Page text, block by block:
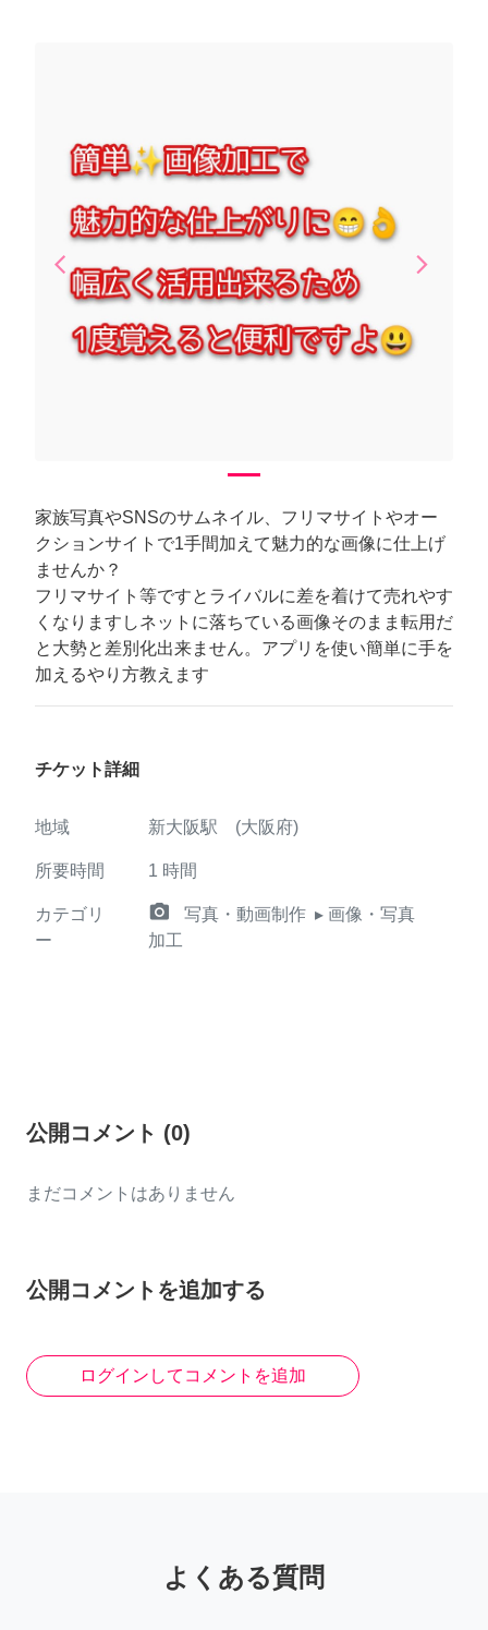
arrow_back_iosPrevious arrow_forward_iosNext
家族写真やSNSのサムネイル、フリマサイトやオー
クションサイトで1手間加えて魅力的な画像に仕上げ
ませんか？
フリマサイト等ですとライバルに差を着けて売れやす
くなりますしネットに落ちている画像そのまま転用だ
と大勢と差別化出来ません。アプリを使い簡単に手を
加えるやり方教えます
チケット詳細
地域 新大阪駅 (大阪府)
所要時間 1 時間
カテゴリ
ー
camera_alt 写真・動画制作 ▸ 画像・写真
加工
公開コメント (0)
まだコメントはありません
公開コメントを追加する
ログインしてコメントを追加
よくある質問